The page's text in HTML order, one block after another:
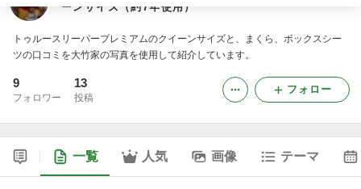
ーンサイズ（約7年使用）
トゥルースリーパープレミアムのクイーンサイズと、まくら、ボックスシー
ツの口コミを大竹家の写真を使用して紹介しています。
9
フォロワー
13
投稿
フォロー
一覧 人気 画像 テーマ